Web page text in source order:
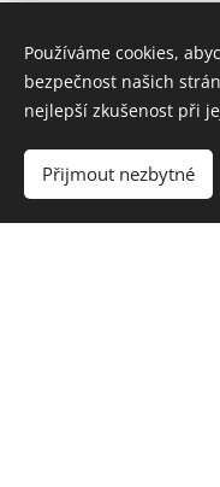
Používáme cookies,
bezpečnost našich
nejlepší zkušenost při
Přijmout nezbytné